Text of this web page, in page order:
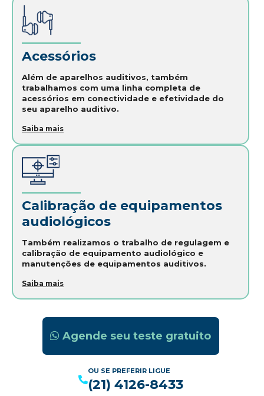
Acessórios
Além de aparelhos auditivos, também
trabalhamos com uma linha completa de
acessórios em conectividade e efetividade do
seu aparelho auditivo.
Saiba mais
Calibração de equipamentos
audiológicos
Também realizamos o trabalho de regulagem e
calibração de equipamento audiológico e
manutenções de equipamentos auditivos.
Saiba mais
Agende seu teste gratuito
OU SE PREFERIR LIGUE
(21) 4126-8433